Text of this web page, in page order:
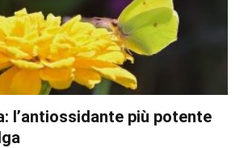
l’antiossidante più potente